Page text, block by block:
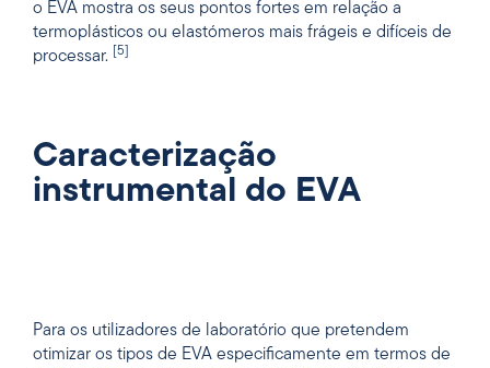
o EVA mostra os seus pontos fortes em relação a
termoplásticos ou elastómeros mais frágeis e difíceis de
processar.
[5]
Caracterização
instrumental do EVA
Para os utilizadores de laboratório que pretendem
otimizar os tipos de EVA especificamente em termos de